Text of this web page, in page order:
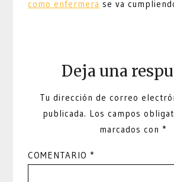
como enfermera se va
Deja una
Tu dirección de correo
publicada. Los campos
marcados con *
COMENTARIO *